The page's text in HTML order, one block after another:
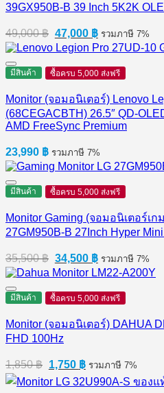
39GX950B-B 39 Inch 5K2K
49,000฿ Original
price
was:
49,000 ฿.
47,000 ฿Current
price
is:
47,000 ฿.
รวมภาษี 7%
มีสินค้า ซื้อครบ 5,000 ส่งฟรี
Monitor (จอมอนิเตอร์) Lenovo
(68CEGACBTH) 26.5″ QD-
AMD FreeSync Premium
23,990 ฿ รวมภาษี 7%
มีสินค้า ซื้อครบ 5,000 ส่งฟรี
Monitor Gaming (จอมอนิเตอร์เก
27GM950B-B 27Inch Hyper
35,500฿ Original
price
was:
35,500 ฿.
34,500 ฿Current
price
is:
34,500 ฿.
รวมภาษี 7%
มีสินค้า ซื้อครบ 5,000 ส่งฟรี
Monitor (จอมอนิเตอร์) DAHUA
FHD 100Hz
1,850฿ Original
price
was:
1,750 ฿Current
price
is:
รวมภาษี 7%